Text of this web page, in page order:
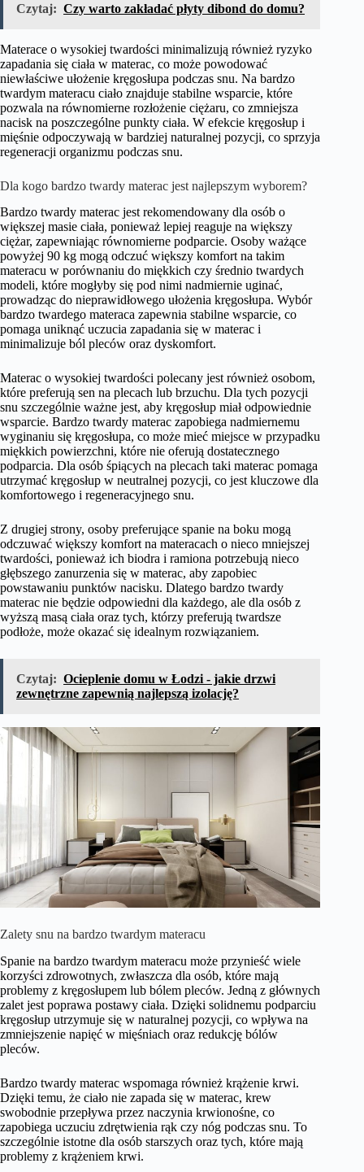
Czytaj: Czy warto zakładać płyty dibond do domu?
Materace o wysokiej twardości minimalizują również ryzyko
zapadania się ciała w materac, co może powodować
niewłaściwe ułożenie kręgosłupa podczas snu. Na bardzo
twardym materacu ciało znajduje stabilne wsparcie, które
pozwala na równomierne rozłożenie ciężaru, co zmniejsza
nacisk na poszczególne punkty ciała. W efekcie kręgosłup i
mięśnie odpoczywają w bardziej naturalnej pozycji, co sprzyja
regeneracji organizmu podczas snu.
Dla kogo bardzo twardy materac jest najlepszym wyborem?
Bardzo twardy materac jest rekomendowany dla osób o
większej masie ciała, ponieważ lepiej reaguje na większy
ciężar, zapewniając równomierne podparcie. Osoby ważące
powyżej 90 kg mogą odczuć większy komfort na takim
materacu w porównaniu do miękkich czy średnio twardych
modeli, które mogłyby się pod nimi nadmiernie uginać,
prowadząc do nieprawidłowego ułożenia kręgosłupa. Wybór
bardzo twardego materaca zapewnia stabilne wsparcie, co
pomaga uniknąć uczucia zapadania się w materac i
minimalizuje ból pleców oraz dyskomfort.
Materac o wysokiej twardości polecany jest również osobom,
które preferują sen na plecach lub brzuchu. Dla tych pozycji
snu szczególnie ważne jest, aby kręgosłup miał odpowiednie
wsparcie. Bardzo twardy materac zapobiega nadmiernemu
wyginaniu się kręgosłupa, co może mieć miejsce w przypadku
miękkich powierzchni, które nie oferują dostatecznego
podparcia. Dla osób śpiących na plecach taki materac pomaga
utrzymać kręgosłup w neutralnej pozycji, co jest kluczowe dla
komfortowego i regeneracyjnego snu.
Z drugiej strony, osoby preferujące spanie na boku mogą
odczuwać większy komfort na materacach o nieco mniejszej
twardości, ponieważ ich biodra i ramiona potrzebują nieco
głębszego zanurzenia się w materac, aby zapobiec
powstawaniu punktów nacisku. Dlatego bardzo twardy
materac nie będzie odpowiedni dla każdego, ale dla osób z
wyższą masą ciała oraz tych, którzy preferują twardsze
podłoże, może okazać się idealnym rozwiązaniem.
Czytaj: Ocieplenie domu w Łodzi - jakie drzwi
zewnętrzne zapewnią najlepszą izolację?
Zalety snu na bardzo twardym materacu
Spanie na bardzo twardym materacu może przynieść wiele
korzyści zdrowotnych, zwłaszcza dla osób, które mają
problemy z kręgosłupem lub bólem pleców. Jedną z głównych
zalet jest poprawa postawy ciała. Dzięki solidnemu podparciu
kręgosłup utrzymuje się w naturalnej pozycji, co wpływa na
zmniejszenie napięć w mięśniach oraz redukcję bólów
pleców.
Bardzo twardy materac wspomaga również krążenie krwi.
Dzięki temu, że ciało nie zapada się w materac, krew
swobodnie przepływa przez naczynia krwionośne, co
zapobiega uczuciu zdrętwienia rąk czy nóg podczas snu. To
szczególnie istotne dla osób starszych oraz tych, które mają
problemy z krążeniem krwi.